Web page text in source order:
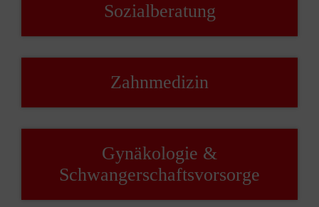
Sozialberatung
Zahnmedizin
Gynäkologie &
Schwangerschaftsvorsorge